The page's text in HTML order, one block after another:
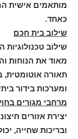
מותאמים אישית
כאחד.
שילוב בית חכם
שילוב
מאוד את הנוחות
תאורה
ומערכות בידור
מרחבי מגורים
יצירת אזורים
ובריכות שחייה,